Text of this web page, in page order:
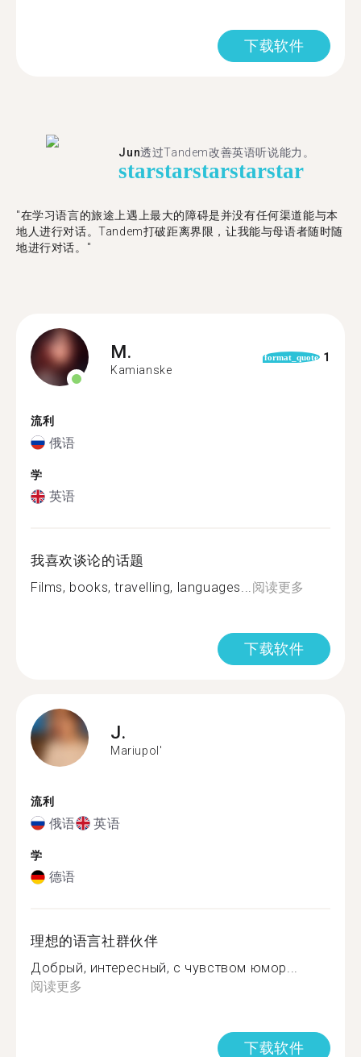
下载软件
Jun透过Tandem改善英语听说能力。
starstarstarstarstar
"在学习语言的旅途上遇上最大的障碍是并没有任何渠道能与本
地人进行对话。Tandem打破距离界限，让我能与母语者随时随
地进行对话。"
M.
Kamianske
format_quote 1
流利
俄语
学
英语
我喜欢谈论的话题
Films, books, travelling, languages...阅读更多
下载软件
J.
Mariupol'
流利
俄语 英语
学
德语
理想的语言社群伙伴
Добрый, интересный, с чувством юмор...
阅读更多
下载软件